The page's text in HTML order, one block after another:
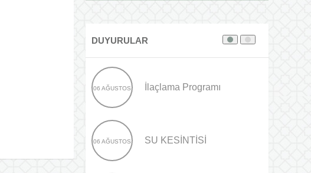
DUYURULAR
06 AĞUSTOS İlaçlama Programı
06 AĞUSTOS SU KESİNTİSİ